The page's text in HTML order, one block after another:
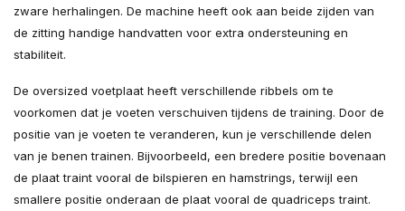
zware herhalingen. De machine heeft ook aan beide zijden van
de zitting handige handvatten voor extra ondersteuning en
stabiliteit.
De oversized voetplaat heeft verschillende ribbels om te
voorkomen dat je voeten verschuiven tijdens de training. Door de
positie van je voeten te veranderen, kun je verschillende delen
van je benen trainen. Bijvoorbeeld, een bredere positie bovenaan
de plaat traint vooral de bilspieren en hamstrings, terwijl een
smallere positie onderaan de plaat vooral de quadriceps traint.